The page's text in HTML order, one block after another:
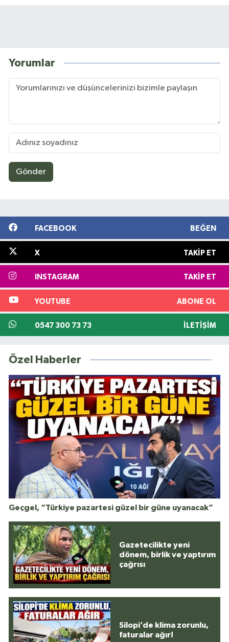
Yorumlar
Gönder
FACEBOOK BEĞEN
X TAKIP ET
INSTAGRAM TAKIP ET
YOUTUBE ABONE OL
0547 300 73 73 İLETIŞIM
Özel Haberler
Geçgel, “Türkiye pazartesi güzel bir güne uyanacak”
Gazetecilikte yeni
dönem, birlik ve yaptırım
çağrısı
Silopi’de klima zorunlu,
faturalar ağır!